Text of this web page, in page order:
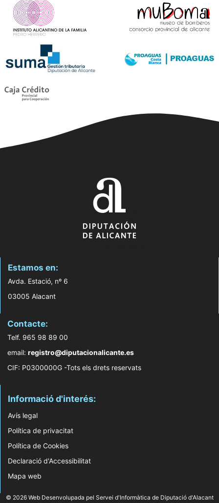
Estamos en:
Avda. Estació, nº 6
03005 Alacant
Contacte:
Telf. 965 98 89 00
email: registro@diputacionalicante.es
CIF: P0300000G -Tots els drets reservats
Informació d'interés:
Avís legal
Política de privacitat
Política de Cookies
Declaració d'Accessibilitat
Mapa web
© 2026 Web Desenvolupada pel Servei d'Informàtica de Diputació d'Alacant